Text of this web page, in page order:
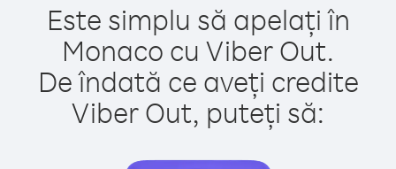
Este simplu să apelați în
Monaco cu Viber Out.
De îndată ce aveți credite
Viber Out, puteți să: